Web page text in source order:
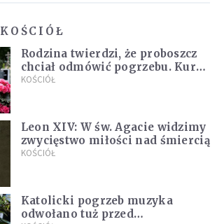
KOŚCIÓŁ
Rodzina twierdzi, że proboszcz
chciał odmówić pogrzebu. Kuria
zapowiada wyjaśnienia
KOŚCIÓŁ
Leon XIV: W św. Agacie widzimy
zwycięstwo miłości nad śmiercią
KOŚCIÓŁ
Katolicki pogrzeb muzyka
odwołano tuż przed